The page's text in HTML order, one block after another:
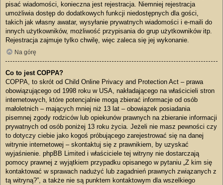
pisać wiadomości, konieczna jest rejestracja. Niemniej rejestracja
umożliwia dostęp do dodatkowych funkcji niedostępnych dla gości,
takich jak własny awatar, wysyłanie prywatnych wiadomości i e-maili do
innych użytkowników, możliwość przypisania do grup użytkowników itp.
Rejestracja zajmuje tylko chwilę, więc zaleca się jej wykonanie.
Na górę
Co to jest COPPA?
COPPA, to skrót od Child Online Privacy and Protection Act – prawa
obowiązującego od 1998 roku w USA, nakładającego na właścicieli stron
internetowych, które potencjalnie mogą zbierać informacje od osób
małoletnich – mających mniej niż 13 lat – obowiązek posiadania
pisemnej zgody rodziców lub opiekunów prawnych na zbieranie informacji
prywatnych od osób poniżej 13 roku życia. Jeżeli nie masz pewności czy
to dotyczy ciebie jako kogoś próbującego zarejestrować się na danej
witrynie internetowej – skontaktuj się z prawnikiem, by uzyskać
wyjaśnienie. phpBB Limited i właściciele tej witryny nie dostarczają
pomocy prawnej z wyjątkiem przypadku opisanego w pytaniu „Z kim się
kontaktować w sprawach nadużyć lub zagadnień prawnych związanych z
tą witryną?”, a także nie są punktem kontaktowym dla wszelkiego